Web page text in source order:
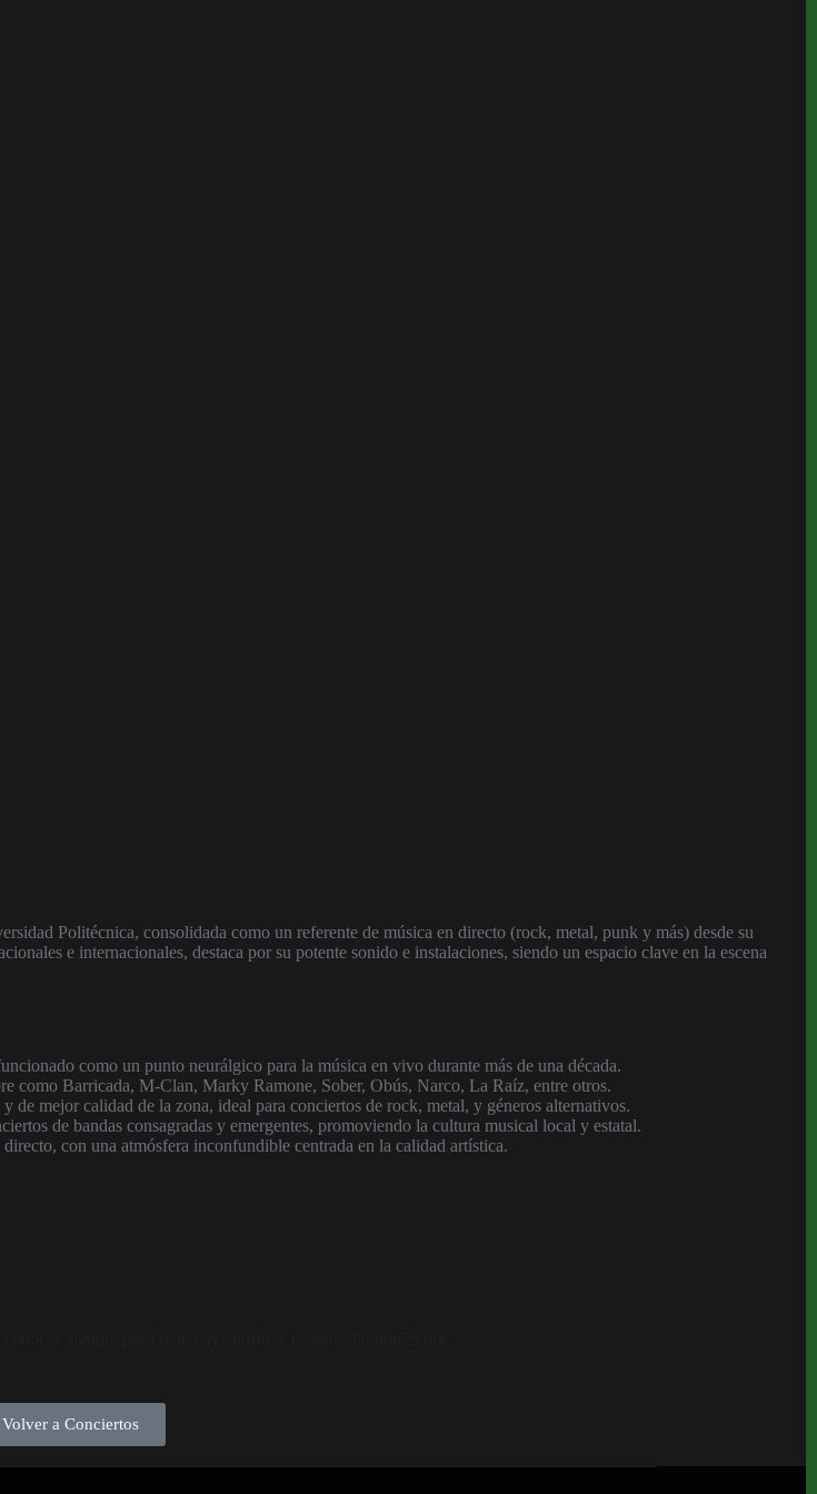
Politécnica, consolidada como un referente de música en directo (rock, metal, punk y más) desde su
e internacionales, destaca por su potente sonido e instalaciones, siendo un espacio clave en la escena
como un punto neurálgico para la música en vivo durante más de una década.
como Barricada, M-Clan, Marky Ramone, Sober, Obús, Narco, La Raíz, entre otros.
de mejor calidad de la zona, ideal para conciertos de rock, metal, y géneros alternativos.
de bandas consagradas y emergentes, promoviendo la cultura musical local y estatal.
con una atmósfera inconfundible centrada en la calidad artística.
Volver a Conciertos